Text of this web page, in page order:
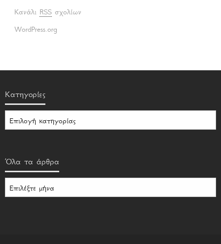
Κανάλι RSSσχολίων
WordPress.org
Kατηγορίες
Kατηγορίες
Όλα τα άρθρα
Όλα
τα